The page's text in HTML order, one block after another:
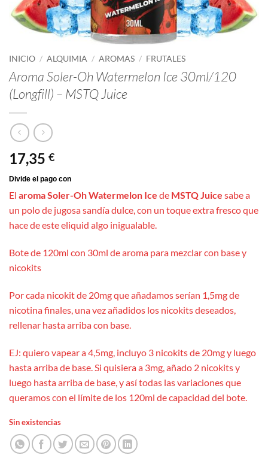
INICIO / ALQUIMIA / AROMAS / FRUTALES
Aroma Soler-Oh Watermelon Ice 30ml/120
(Longfill) – MSTQ Juice
17,35 €
El aroma Soler-Oh Watermelon Ice de MSTQ Juice sabe a
un polo de jugosa sandía dulce, con un toque extra fresco que
hace de este eliquid algo inigualable.
Bote de 120ml con 30ml de aroma para mezclar con base y
nicokits
Por cada nicokit de 20mg que añadamos serían 1,5mg de
nicotina finales, una vez añadidos los nicokits deseados,
rellenar hasta arriba con base.
EJ: quiero vapear a 4,5mg, incluyo 3 nicokits de 20mg y luego
hasta arriba de base. Si quisiera a 3mg, añado 2 nicokits y
luego hasta arriba de base, y así todas las variaciones que
queramos con el límite de los 120ml de capacidad del bote.
Sin existencias